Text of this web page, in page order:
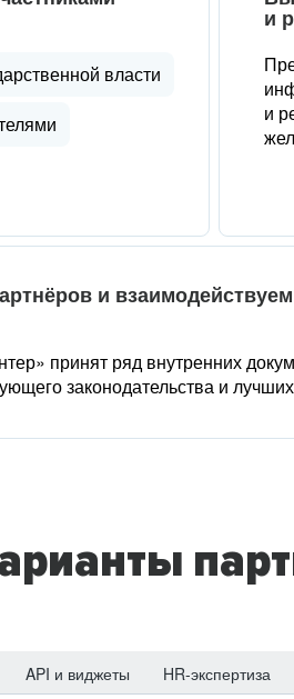
власти
и
и
и
принят ряд внутренних
законодательства и
API и виджеты HR-экспертиза